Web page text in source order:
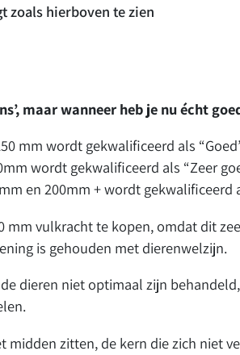
zoals hierboven te zien
maar wanneer heb je nu écht
mm wordt gekwalificeerd als
wordt gekwalificeerd als “Zeer
en 200mm + wordt gekwalificeerd
mm vulkracht te kopen, omdat dit
is gehouden met dierenwelzijn.
dieren niet optimaal zijn
midden zitten, de kern die zich niet